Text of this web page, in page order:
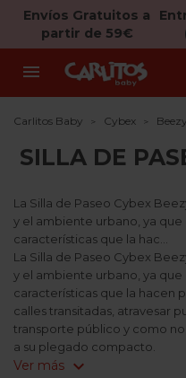
Envíos Gratuitos a
partir de 59€

Carlitos Baby Cybex Beezy
SILLA DE
La Silla de Paseo Cybex
y el ambiente urbano, ya
características que la hac...
La Silla de Paseo Cybex
y el ambiente urbano, ya
características que la hacen
calles transitadas, atravesar
transporte público y como
a su plegado compacto.
Ver más expand_more